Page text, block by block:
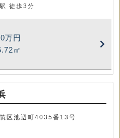
徒歩3分
万円
㎡
区池辺町4035番13号